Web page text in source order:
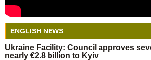
ENGLISH NEWS
Ukraine Facility: Council approves
nearly €2.8 billion to Kyiv